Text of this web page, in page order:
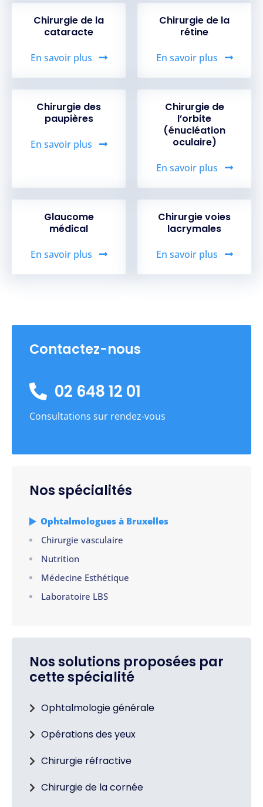
Chirurgie de la
cataracte
En savoir plus
Chirurgie de la
rétine
En savoir plus
Chirurgie des
paupières
En savoir plus
Chirurgie de
l’orbite
(énucléation
oculaire)
En savoir plus
Glaucome
médical
En savoir plus
Chirurgie voies
lacrymales
En savoir plus
Contactez-nous
02 648 12 01
Consultations sur rendez-vous
Nos spécialités
Ophtalmologues à Bruxelles
Chirurgie vasculaire
Nutrition
Médecine Esthétique
Laboratoire LBS
Nos solutions proposées par
cette spécialité
Ophtalmologie générale
Opérations des yeux
Chirurgie réfractive
Chirurgie de la cornée